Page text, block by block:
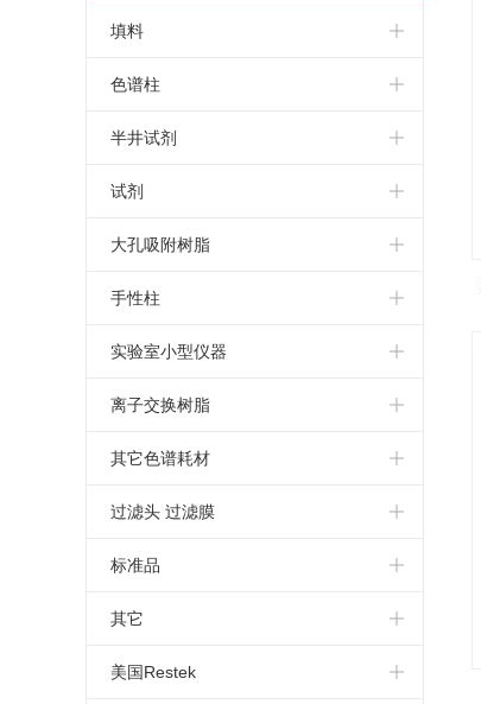
填料
大孔树脂
凝胶过滤填料
高纯填料
金属清除剂
GE填料
反相填料
亲水C18填料
葡聚糖凝胶填料
色谱柱
固相萃取小柱
保护柱
专用柱
气相色谱
核壳柱
配件
分析柱
萃取柱
tskgel
光学异构体分析
半井试剂
培养基
试剂
固定液
大孔吸附树脂
树脂
三菱树脂
螯合树脂
手性柱
乳酸手性柱
大赛璐手性柱
卵粘蛋白手性柱
实验室小型仪器
离子交换树脂
其它色谱耗材
针式过滤器
蠕动泵
柱温箱
萃取小柱
过滤头 过滤膜
标准品
EP
USP
其它
固相萃取
美国Restek